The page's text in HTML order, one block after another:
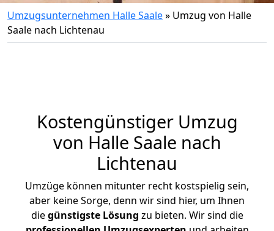
Umzugsunternehmen Halle Saale» Umzug von Halle
Saale nach Lichtenau
Kostengünstiger Umzug
von Halle Saale nach
Lichtenau
Umzüge können mitunter recht kostspielig sein,
aber keine Sorge, denn wir sind hier, um Ihnen
diegünstigste Lösung zu bieten. Wir sind die